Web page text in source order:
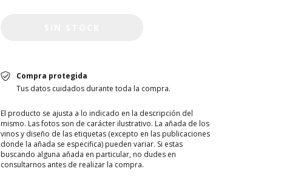
Compra protegida
Tus datos cuidados durante toda la compra.
El producto se ajusta a lo indicado en la descripción del
mismo. Las fotos son de carácter ilustrativo. La añada de los
vinos y diseño de las etiquetas (excepto en las publicaciones
donde la añada se especifica) pueden variar. Si estas
buscando alguna añada en particular, no dudes en
consultarnos antes de realizar la compra.